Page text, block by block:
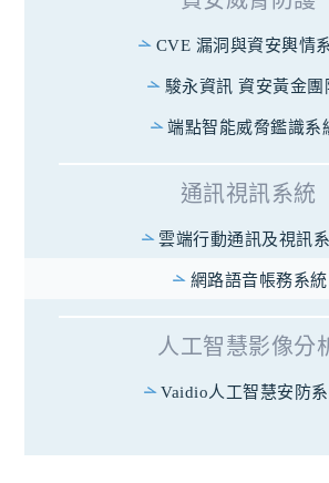
CVE 漏洞與資安輿情
駿永資訊 資安黃金團
端點智能威脅鑑識系
通訊視訊系統
雲端行動通訊及視訊
網路語音帳務系統
人工智慧影像分
Vaidio人工智慧安防